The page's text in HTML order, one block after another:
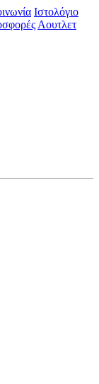
Ιστολόγιο
Αουτλετ